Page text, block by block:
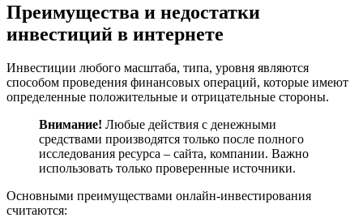
Преимущества и недостатки
инвестиций в интернете
Инвестиции любого масштаба, типа, уровня являются
способом проведения финансовых операций, которые имеют
определенные положительные и отрицательные стороны.
Внимание! Любые действия с денежными
средствами производятся только после полного
исследования ресурса – сайта, компании. Важно
использовать только проверенные источники.
Основными преимуществами онлайн-инвестирования
считаются: